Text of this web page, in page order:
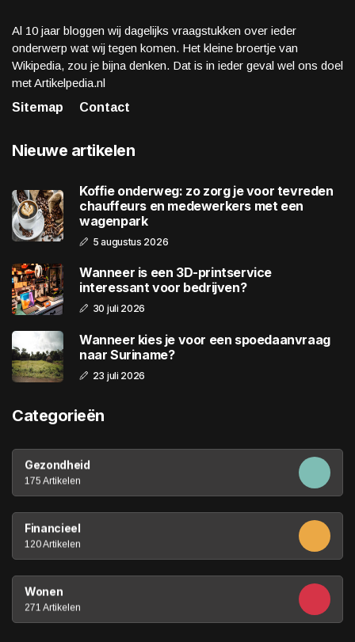
Al 10 jaar bloggen wij dagelijks vraagstukken over ieder
onderwerp wat wij tegen komen. Het kleine broertje van
Wikipedia, zou je bijna denken. Dat is in ieder geval wel ons doel
met Artikelpedia.nl
Sitemap
Contact
Nieuwe artikelen
Koffie onderweg: zo zorg je voor tevreden
chauffeurs en medewerkers met een
wagenpark
5 augustus 2026
Wanneer is een 3D-printservice
interessant voor bedrijven?
30 juli 2026
Wanneer kies je voor een spoedaanvraag
naar Suriname?
23 juli 2026
Categorieën
Gezondheid
175 Artikelen
Financieel
120 Artikelen
Wonen
271 Artikelen